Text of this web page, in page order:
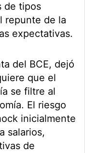
de tipos
repunte de la
expectativas.
del BCE, dejó
que el
se filtre al
El riesgo
inicialmente
salarios,
de